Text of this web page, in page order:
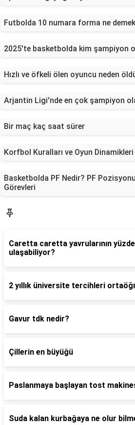
Futbolda 10 numara forma ne
2025'te basketbolda kim şampiyon
Hızlı ve öfkeli ölen oyuncu neden
Arjantin Ligi'nde en çok şampiyon
Bir maç kaç saat sürer
Korfbol Kuralları ve Oyun
Basketbolda PF Nedir? PF
Görevleri
Caretta caretta yavrularının
ulaşabiliyor?
2 yıllık üniversite tercihleri
Gavur tdk nedir?
Çillerin en büyüğü
Paslanmaya başlayan tost
Suda kalan kurbağaya ne olur